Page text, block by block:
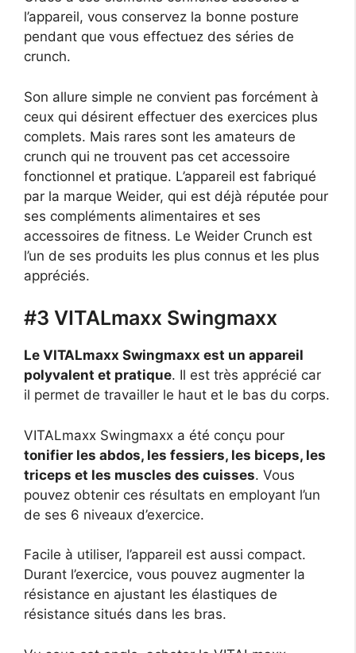
l’appareil, vous conservez la bonne posture
pendant que vous effectuez des séries de
crunch.
Son allure simple ne convient pas forcément à
ceux qui désirent effectuer des exercices plus
complets. Mais rares sont les amateurs de
crunch qui ne trouvent pas cet accessoire
fonctionnel et pratique. L’appareil est fabriqué
par la marque Weider, qui est déjà réputée pour
ses compléments alimentaires et ses
accessoires de fitness. Le Weider Crunch est
l’un de ses produits les plus connus et les plus
appréciés.
#3 VITALmaxx Swingmaxx
Le VITALmaxx Swingmaxx est un appareil
polyvalent et pratique. Il est très apprécié car
il permet de travailler le haut et le bas du corps.
VITALmaxx Swingmaxx a été conçu pour
tonifier les abdos, les fessiers, les biceps, les
triceps et les muscles des cuisses. Vous
pouvez obtenir ces résultats en employant l’un
de ses 6 niveaux d’exercice.
Facile à utiliser, l’appareil est aussi compact.
Durant l’exercice, vous pouvez augmenter la
résistance en ajustant les élastiques de
résistance situés dans les bras.